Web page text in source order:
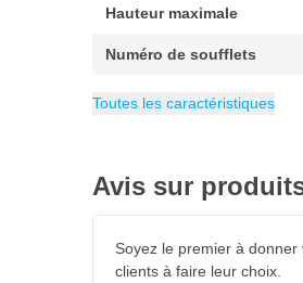
Hauteur maximale
Numéro de soufflets
Emballage 1 pièce
Garantie 3 ans
Max. capacité portante
Contenu 20 kg
Hauteur minimale
Poids 19.6 kg
Catégorie Cric de garage
Toutes les caractéristiques
Avis sur
Soyez le premier à
clients à faire leur choix.